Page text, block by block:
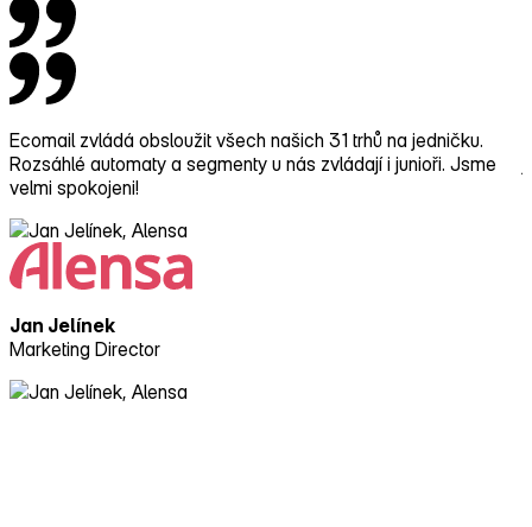
Ecomail zvládá obsloužit všech našich 31 trhů na jedničku.
Rozsáhlé automaty a segmenty u nás zvládají i junioři. Jsme
velmi spokojeni!
Jan Jelínek
Marketing Director